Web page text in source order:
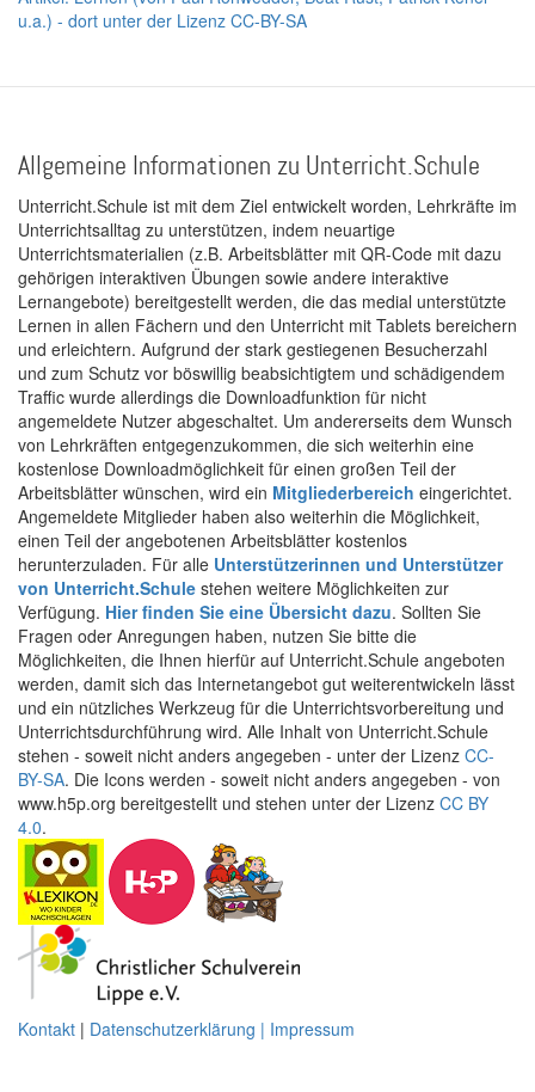
u.a.) - dort unter der Lizenz CC-BY-SA
Allgemeine Informationen zu Unterricht.Schule
Unterricht.Schule ist mit dem Ziel entwickelt worden, Lehrkräfte im
Unterrichtsalltag zu unterstützen, indem neuartige
Unterrichtsmaterialien (z.B. Arbeitsblätter mit QR-Code mit dazu
gehörigen interaktiven Übungen sowie andere interaktive
Lernangebote) bereitgestellt werden, die das medial unterstützte
Lernen in allen Fächern und den Unterricht mit Tablets bereichern
und erleichtern. Aufgrund der stark gestiegenen Besucherzahl
und zum Schutz vor böswillig beabsichtigtem und schädigendem
Traffic wurde allerdings die Downloadfunktion für nicht
angemeldete Nutzer abgeschaltet. Um andererseits dem Wunsch
von Lehrkräften entgegenzukommen, die sich weiterhin eine
kostenlose Downloadmöglichkeit für einen großen Teil der
Arbeitsblätter wünschen, wird ein Mitgliederbereich eingerichtet.
Angemeldete Mitglieder haben also weiterhin die Möglichkeit,
einen Teil der angebotenen Arbeitsblätter kostenlos
herunterzuladen. Für alle Unterstützerinnen und Unterstützer
von Unterricht.Schule stehen weitere Möglichkeiten zur
Verfügung. Hier finden Sie eine Übersicht dazu. Sollten Sie
Fragen oder Anregungen haben, nutzen Sie bitte die
Möglichkeiten, die Ihnen hierfür auf Unterricht.Schule angeboten
werden, damit sich das Internetangebot gut weiterentwickeln lässt
und ein nützliches Werkzeug für die Unterrichtsvorbereitung und
Unterrichtsdurchführung wird. Alle Inhalt von Unterricht.Schule
stehen - soweit nicht anders angegeben - unter der Lizenz CC-
BY-SA. Die Icons werden - soweit nicht anders angegeben - von
www.h5p.org bereitgestellt und stehen unter der Lizenz CC BY
4.0.
Kontakt | Datenschutzerklärung | Impressum